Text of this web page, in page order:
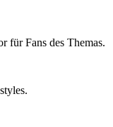
für Fans des Themas.